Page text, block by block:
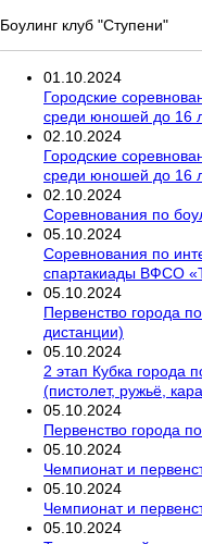
Боулинг клуб "Ступени"
01 10 2024
Городские
среди юношей до 16
02 10 2024
Городские
среди юношей до 16
02 10 2024
Соревнования по
05 10 2024
Соревнования по
спартакиады ВФСО
05 10 2024
Первенство города
дистанции)
05 10 2024
2 этап Кубка города
(пистолет, ружьё,
05 10 2024
Первенство города
05 10 2024
Чемпионат и
05 10 2024
Чемпионат и
05 10 2024